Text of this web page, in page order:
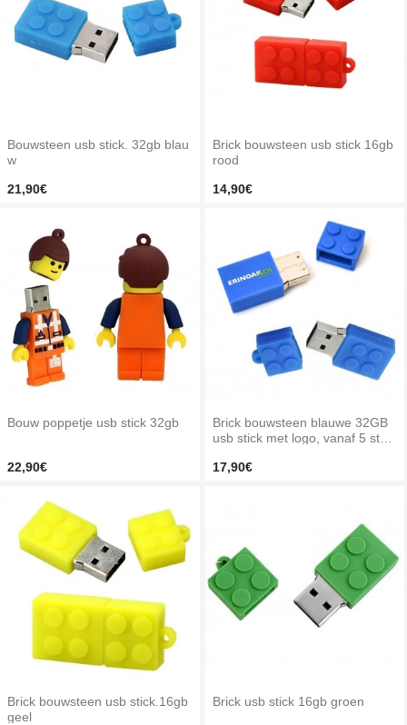
Bouwsteen usb stick. 32gb blau
w
21,90€
Brick bouwsteen usb stick 16gb
rood
14,90€
Bouw poppetje usb stick 32gb
22,90€
Brick bouwsteen blauwe 32GB
usb stick met logo, vanaf 5 stuk
17,90€
Brick bouwsteen usb stick.16gb
geel
Brick usb stick 16gb groen